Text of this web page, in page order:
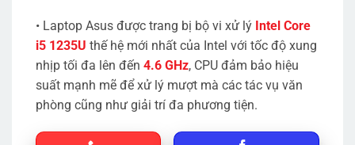
• Laptop Asus được trang bị bộ vi xử lý Intel Core
i5 1235U thế hệ mới nhất của Intel với tốc độ xung
nhịp tối đa lên đến 4.6 GHz, CPU đảm bảo hiệu
suất mạnh mẽ để xử lý mượt mà các tác vụ văn
phòng cũng như giải trí đa phương tiện.